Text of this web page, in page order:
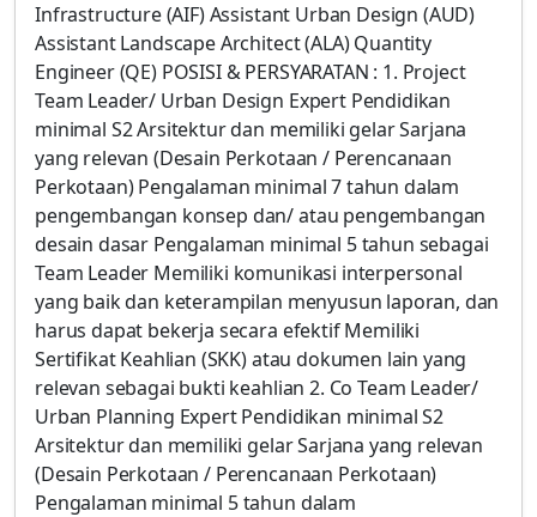
Infrastructure (AIF) Assistant Urban Design (AUD)
Assistant Landscape Architect (ALA) Quantity
Engineer (QE) POSISI & PERSYARATAN : 1. Project
Team Leader/ Urban Design Expert Pendidikan
minimal S2 Arsitektur dan memiliki gelar Sarjana
yang relevan (Desain Perkotaan / Perencanaan
Perkotaan) Pengalaman minimal 7 tahun dalam
pengembangan konsep dan/ atau pengembangan
desain dasar Pengalaman minimal 5 tahun sebagai
Team Leader Memiliki komunikasi interpersonal
yang baik dan keterampilan menyusun laporan, dan
harus dapat bekerja secara efektif Memiliki
Sertifikat Keahlian (SKK) atau dokumen lain yang
relevan sebagai bukti keahlian 2. Co Team Leader/
Urban Planning Expert Pendidikan minimal S2
Arsitektur dan memiliki gelar Sarjana yang relevan
(Desain Perkotaan / Perencanaan Perkotaan)
Pengalaman minimal 5 tahun dalam